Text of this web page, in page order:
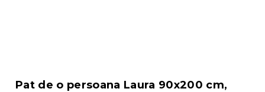
Pat de o persoana Laura 90x200 cm,